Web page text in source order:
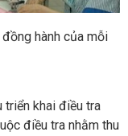
hành của mỗi
khai điều tra
điều tra nhằm thu